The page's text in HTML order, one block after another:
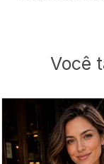
Você